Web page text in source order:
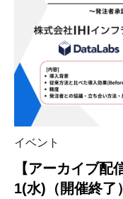
イベント
【アーカイブ
1(水)（開催終了